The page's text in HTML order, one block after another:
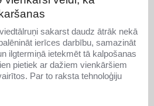
sakarst daudz ātrāk nekā
ierīces darbību, samazināt
ilgtermiņā ietekmēt tā kalpošanas
pietiek ar dažiem vienkāršiem
Par to raksta tehnoloģiju